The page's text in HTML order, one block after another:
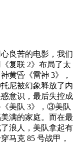
良苦的电影，我们
复联 2》布局了太
黄昏《雷神 3》，
尼被幻象释放了内
意识，最后失控成
美队 3》，③美队
满的家庭。而在最
浪人，美队拿起有
马克 85 号战甲，